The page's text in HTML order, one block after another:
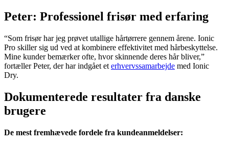
Peter: Professionel frisør med erfaring
“Som frisør har jeg prøvet utallige hårtørrere gennem årene. Ionic
Pro skiller sig ud ved at kombinere effektivitet med hårbeskyttelse.
Mine kunder bemærker ofte, hvor skinnende deres hår bliver,”
fortæller Peter, der har indgået et erhvervssamarbejde med Ionic
Dry.
Dokumenterede resultater fra danske
brugere
De mest fremhævede fordele fra kundeanmeldelser: